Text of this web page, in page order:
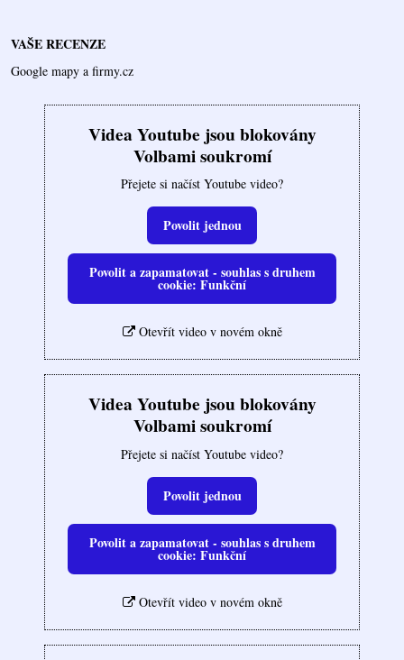
VAŠE RECENZE
Google mapy a firmy.cz
Videa Youtube jsou blokovány
Volbami soukromí
Přejete si načíst Youtube video?
Povolit jednou
Povolit a zapamatovat - souhlas s druhem
cookie: Funkční
Otevřít video v novém okně
Videa Youtube jsou blokovány
Volbami soukromí
Přejete si načíst Youtube video?
Povolit jednou
Povolit a zapamatovat - souhlas s druhem
cookie: Funkční
Otevřít video v novém okně